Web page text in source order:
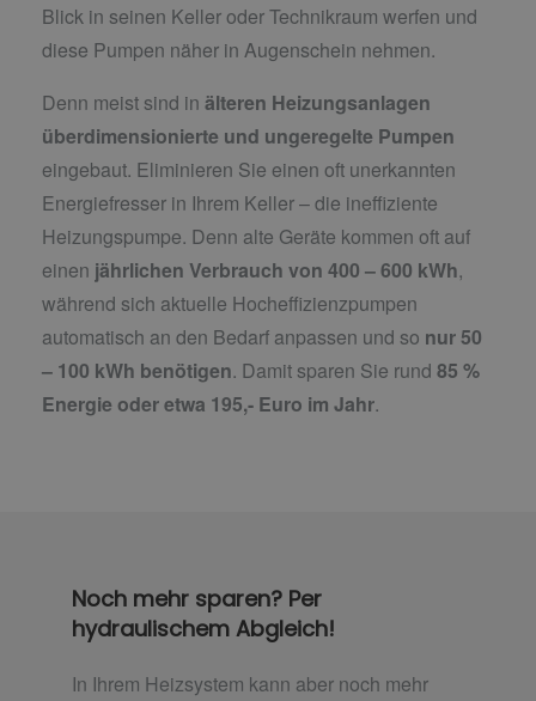
Blick in seinen Keller oder Technikraum werfen und
diese Pumpen näher in Augenschein nehmen.
Denn meist sind in älteren Heizungsanlagen
überdimensionierte und ungeregelte Pumpen
eingebaut. Eliminieren Sie einen oft unerkannten
Energiefresser in Ihrem Keller – die ineffiziente
Heizungspumpe. Denn alte Geräte kommen oft auf
einen jährlichen Verbrauch von 400 – 600 kWh,
während sich aktuelle Hocheffizienzpumpen
automatisch an den Bedarf anpassen und so nur 50
– 100 kWh benötigen. Damit sparen Sie rund 85 %
Energie oder etwa 195,- Euro im Jahr.
Noch mehr sparen? Per
hydraulischem Abgleich!
In Ihrem Heizsystem kann aber noch mehr